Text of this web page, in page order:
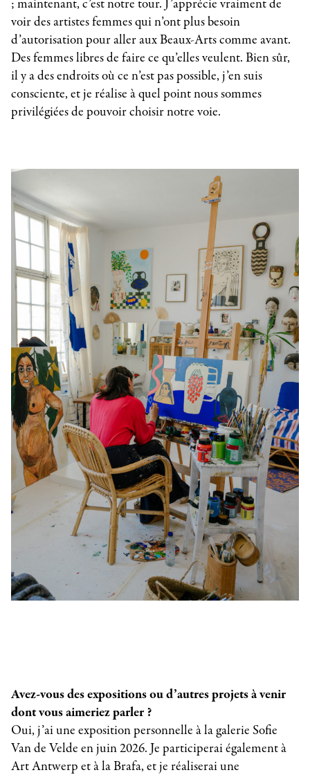
; maintenant, c’est notre tour. J’apprécie vraiment de
voir des artistes femmes qui n’ont plus besoin
d’autorisation pour aller aux Beaux-Arts comme avant.
Des femmes libres de faire ce qu’elles veulent. Bien sûr,
il y a des endroits où ce n’est pas possible, j’en suis
consciente, et je réalise à quel point nous sommes
privilégiées de pouvoir choisir notre voie.
Avez-vous des expositions ou d’autres projets à venir
dont vous aimeriez parler ?
Oui, j’ai une exposition personnelle à la galerie Sofie
Van de Velde en juin 2026. Je participerai également à
Art Antwerp et à la Brafa, et je réaliserai une